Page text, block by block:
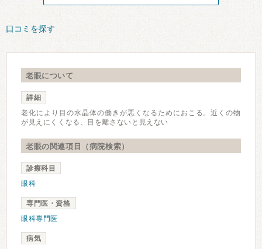
口コミを探す
老眼について
詳細
老化により目の水晶体の働きが悪くなるためにおこる。近くの物
が見えにくくなる、目を離さないと見えない
老眼の関連項目（病院検索）
診療科目
眼科
専門医・資格
眼科専門医
病気